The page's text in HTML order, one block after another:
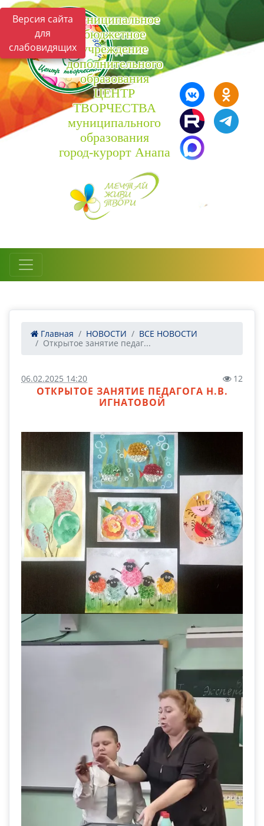
Версия сайта
для
слабовидящих
Муниципальное
бюджетное
учреждение
дополнительного
образования
ЦЕНТР
ТВОРЧЕСТВА
муниципального
образования
город-курорт Анапа
Главная НОВОСТИ
ВСЕ НОВОСТИ
Открытое занятие педаг...
06.02.2025 14:20 12
ОТКРЫТОЕ ЗАНЯТИЕ ПЕДАГОГА Н.В.
ИГНАТОВОЙ